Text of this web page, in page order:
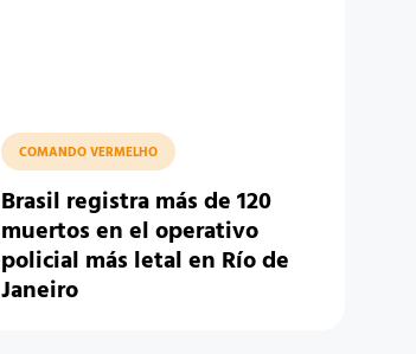
COMANDO VERMELHO
Brasil registra más de 120
muertos en el operativo
policial más letal en Río de
Janeiro